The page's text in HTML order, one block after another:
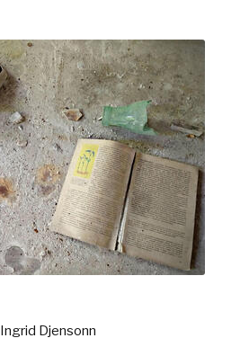
Ingrid Djensonn